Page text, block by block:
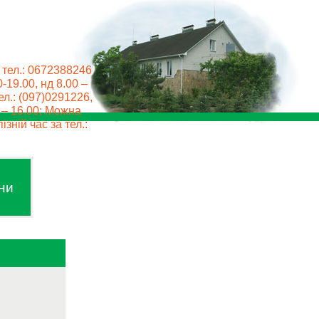
0672388246
19.00, нд 8.00 –
(097)0291226,
– 16.00; Можна
час за тел.: